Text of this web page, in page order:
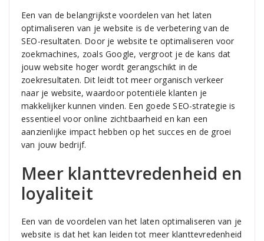
Een van de belangrijkste voordelen van het laten
optimaliseren van je website is de verbetering van de
SEO-resultaten. Door je website te optimaliseren voor
zoekmachines, zoals Google, vergroot je de kans dat
jouw website hoger wordt gerangschikt in de
zoekresultaten. Dit leidt tot meer organisch verkeer
naar je website, waardoor potentiële klanten je
makkelijker kunnen vinden. Een goede SEO-strategie is
essentieel voor online zichtbaarheid en kan een
aanzienlijke impact hebben op het succes en de groei
van jouw bedrijf.
Meer klanttevredenheid en
loyaliteit
Een van de voordelen van het laten optimaliseren van je
website is dat het kan leiden tot meer klanttevredenheid